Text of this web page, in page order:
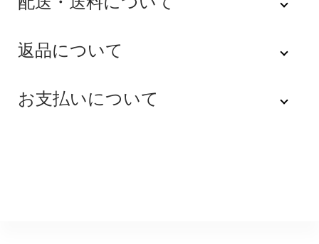
の華やかなデザインが喜ばれます。サイズ感や重さの好みも人によ
にチェックしておくと失敗が少なくなります。なお、当店の場合、
ブレスのコマは店頭で無料で調整させていただきます。
佐川急便
全品送料無料にてお届けいたします。
※配達時間を指定できない地域（郡部以下は時間指定不
返品について
不良品
お支払いについて